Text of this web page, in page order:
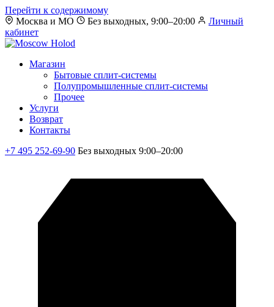
Перейти к содержимому
Москва и МО
Без выходных, 9:00–20:00
Личный
кабинет
Магазин
Бытовые сплит-системы
Полупромышленные сплит-системы
Прочее
Услуги
Возврат
Контакты
+7 495 252-69-90 Без выходных 9:00–20:00